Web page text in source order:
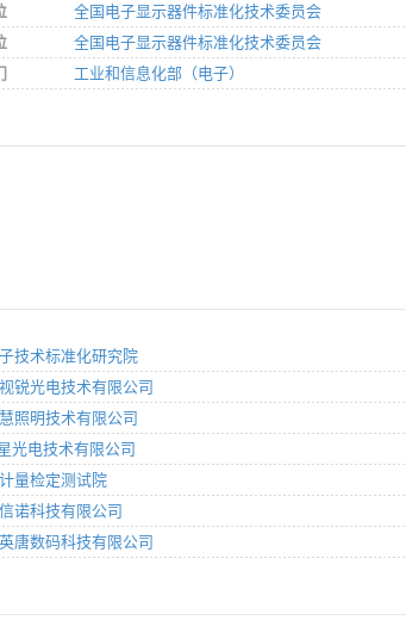
全国电子显示器件标准化技术委员会
全国电子显示器件标准化技术委员会
工业和信息化部（电子）
技术标准化研究院
视锐光电技术有限公司
照明技术有限公司
光电技术有限公司
量检定测试院
诺科技有限公司
唐数码科技有限公司